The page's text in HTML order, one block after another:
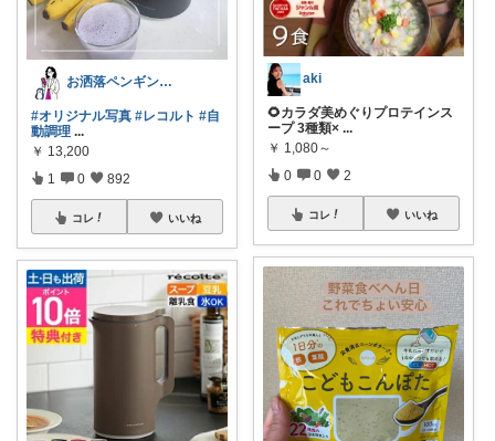
お洒落ペンギン🐧暮らし×ときめき
#オリジナル写真 #レコルト #自
動調理 ...
￥ 13,200
1 0 892
コレ いいね
aki
🌻カラダ美めぐりプロテインス
ープ 3種類× ...
￥ 1,080～
0 0 2
コレ いいね